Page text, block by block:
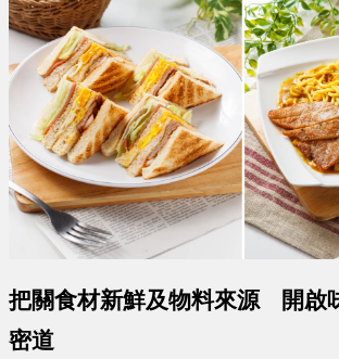
把關食材新鮮及物料來源
開啟
密道